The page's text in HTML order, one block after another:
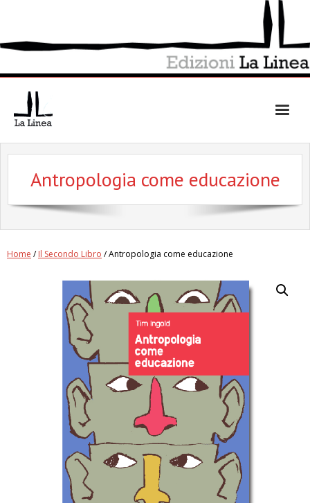
Antropologia come educazione
Home /Il Secondo Libro / Antropologia come educazione